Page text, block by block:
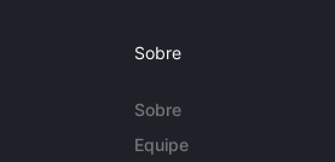
Sobre
Sobre
Equipe